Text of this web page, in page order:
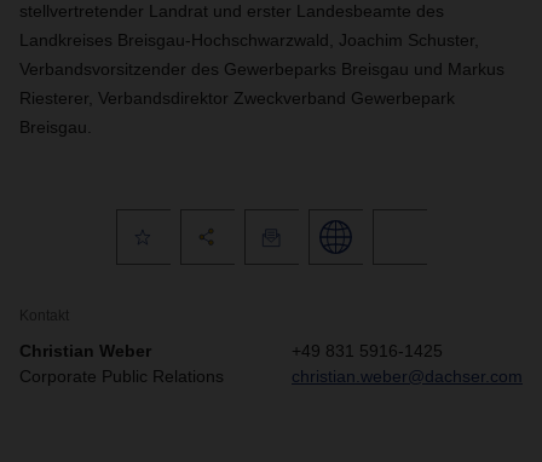
stellvertretender Landrat und erster Landesbeamte des
Landkreises Breisgau-Hochschwarzwald, Joachim Schuster,
Verbandsvorsitzender des Gewerbeparks Breisgau und Markus
Riesterer, Verbandsdirektor Zweckverband Gewerbepark
Breisgau.
Kontakt
Christian Weber
Corporate Public Relations
+49 831 5916-1425
christian.weber@dachser.com